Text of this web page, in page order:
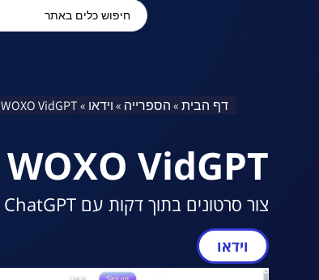
דף הבית»הספרייה »וידאו »
WOXO VidGPT
WOXO VidGPT
צור סרטונים בתוך דקות עם ChatGPT
וידאו